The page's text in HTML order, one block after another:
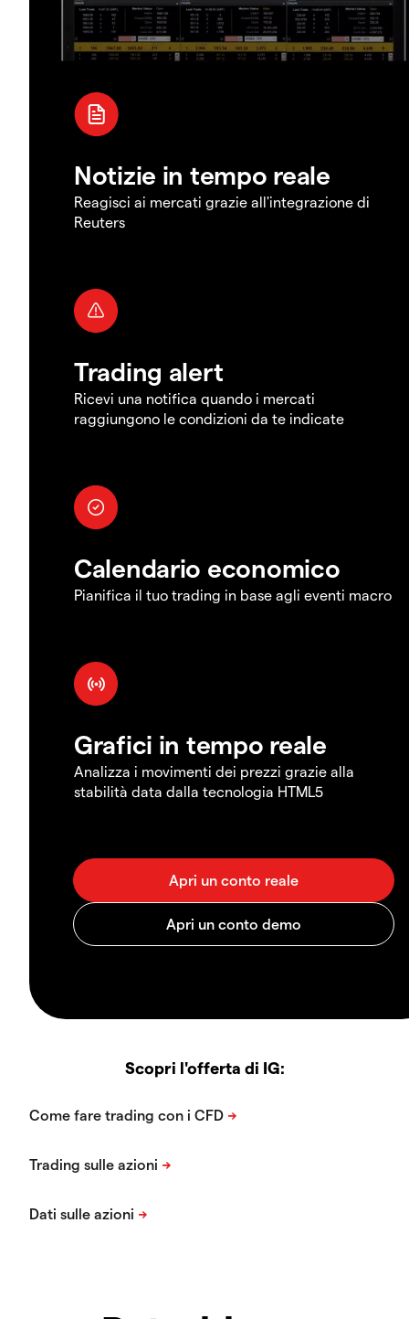
Notizie in tempo reale
Reagisci ai mercati grazie all'integrazione di
Reuters
Trading alert
Ricevi una notifica quando i mercati
raggiungono le condizioni da te indicate
Calendario economico
Pianifica il tuo trading in base agli eventi macro
Grafici in tempo reale
Analizza i movimenti dei prezzi grazie alla
stabilità data dalla tecnologia HTML5
Scopri l'offerta di IG: